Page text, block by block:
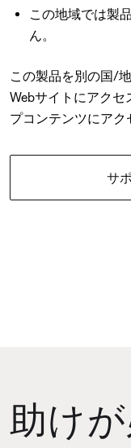
この地域では製
ん。
この製品を別の国/
Webサイトにアク
プコンテンツにアク
サ
助け